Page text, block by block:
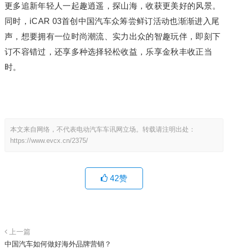
更多追新年轻人一起趣逍遥，探山海，收获更美好的风景。
同时，iCAR 03首创中国汽车众筹尝鲜订活动也渐渐进入尾
声，想要拥有一位时尚潮流、实力出众的智趣玩伴，即刻下
订不容错过，还享多种选择轻松收益，乐享金秋丰收正当
时。
本文来自网络，不代表电动汽车车讯网立场。转载请注明出处：
https://www.evcx.cn/2375/
42赞
上一篇
中国汽车如何做好海外品牌营销？